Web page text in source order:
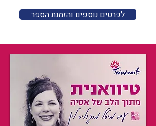
לפרטים נוספים והזמנת הספר